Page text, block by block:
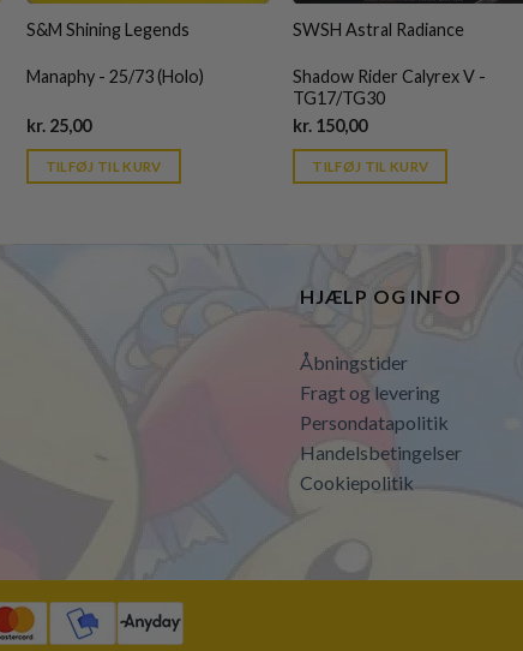
S&M Shining Legends
Manaphy - 25/73 (Holo)
kr.25,00Current
is:
kr. 39,95.
TILFØJ TIL KURV
SWSH Astral Radiance
Shadow Rider Calyrex V -
TG17/TG30
kr. 150,00Current
is:
kr. 39,95.
TILFØJ TIL KURV
HJÆLP OG INFO
Åbningstider
Fragt og levering
Persondatapolitik
Handelsbetingelser
Cookiepolitik